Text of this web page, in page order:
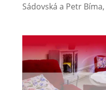
Sádovská a Petr Bíma,